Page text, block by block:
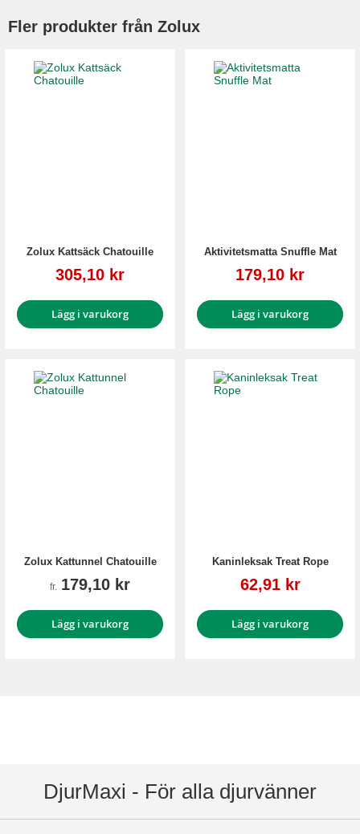
Fler produkter från Zolux
Zolux Kattsäck Chatouille
Reapris
305,10 kr
Lägg i varukorg
Aktivitetsmatta Snuffle Mat
Reapris
179,10 kr
Lägg i varukorg
Zolux Kattunnel Chatouille
fr. 179,10 kr
Lägg i varukorg
Kaninleksak Treat Rope
Reapris
62,91 kr
Lägg i varukorg
DjurMaxi - För alla djurvänner